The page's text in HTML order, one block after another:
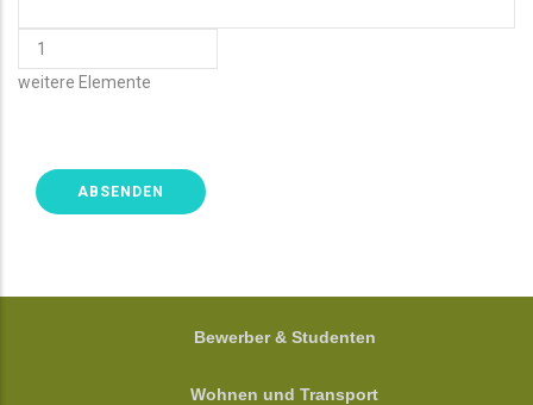
HINZUFÜGEN
ELEMENTE
weitere Elemente
FOOTER
Bewerber & Studenten
Wohnen und Transport